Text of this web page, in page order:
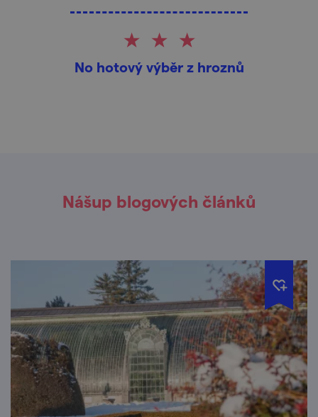
No hotový výběr z hroznů
Nášup blogových článků